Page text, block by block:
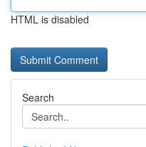
HTML is disabled
Search